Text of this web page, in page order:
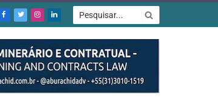
Facebook
TwitterInstagram
LinkedIn